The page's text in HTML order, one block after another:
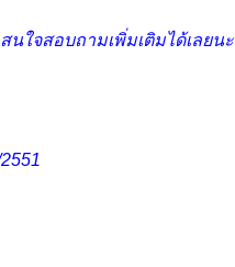
ใจสอบถามเพิ่มเติมได้เลยนะ